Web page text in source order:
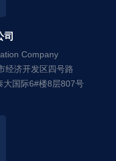
司
Company
经济开发区四号路
大国际6#楼8层807号